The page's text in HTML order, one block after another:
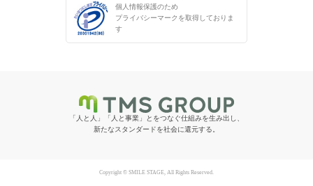
個人情報保護のため
プライバシーマークを取得しておりま
す
「人と人」「人と事業」とをつなぐ仕組みを生み出し、
新たなスタンダードを社会に還元する。
Copyright © SMILE STAGE, All Rights Reserved.